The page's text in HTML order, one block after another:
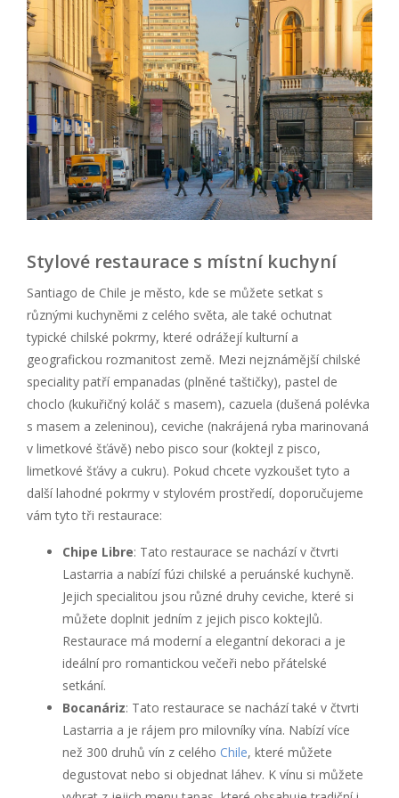
Stylové restaurace s místní kuchyní
Santiago de Chile je město, kde se můžete setkat s
různými kuchyněmi z celého světa, ale také ochutnat
typické chilské pokrmy, které odrážejí kulturní a
geografickou rozmanitost země. Mezi nejznámější chilské
speciality patří empanadas (plněné taštičky), pastel de
choclo (kukuřičný koláč s masem), cazuela (dušená polévka
s masem a zeleninou), ceviche (nakrájená ryba marinovaná
v limetkové šťávě) nebo pisco sour (koktejl z pisco,
limetkové šťávy a cukru). Pokud chcete vyzkoušet tyto a
další lahodné pokrmy v stylovém prostředí, doporučujeme
vám tyto tři restaurace:
Chipe Libre: Tato restaurace se nachází v čtvrti
Lastarria a nabízí fúzi chilské a peruánské kuchyně.
Jejich specialitou jsou různé druhy ceviche, které si
můžete doplnit jedním z jejich pisco koktejlů.
Restaurace má moderní a elegantní dekoraci a je
ideální pro romantickou večeři nebo přátelské
setkání.
Bocanáriz: Tato restaurace se nachází také v čtvrti
Lastarria a je rájem pro milovníky vína. Nabízí více
než 300 druhů vín z celého Chile, které můžete
degustovat nebo si objednat láhev. K vínu si můžete